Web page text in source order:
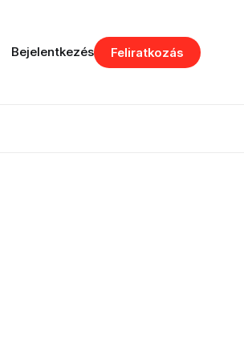
Bejelentkezés Feliratkozás